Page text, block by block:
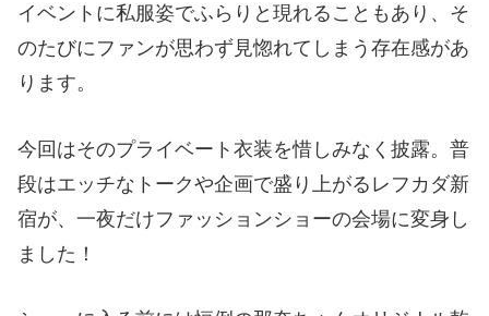
イベントに私服姿でふらりと現れることもあり、そ
のたびにファンが思わず見惚れてしまう存在感があ
ります。
今回はそのプライベート衣装を惜しみなく披露。普
段はエッチなトークや企画で盛り上がるレフカダ新
宿が、一夜だけファッションショーの会場に変身し
ました！